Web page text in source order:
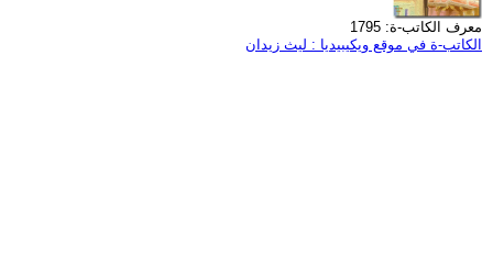
معرف الكاتب-ة: 1795
الكاتب-ة في موقع ويكيبيديا : ليث زيدان